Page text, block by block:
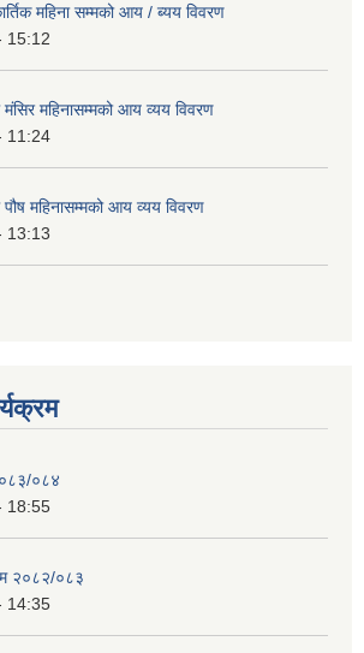
महिना सम्मको आय / ब्यय विवरण
15:12
महिनासम्मको आय व्यय विवरण
11:24
महिनासम्मको आय व्यय विवरण
13:13
०८४
18:55
२०८२/०८३
14:35